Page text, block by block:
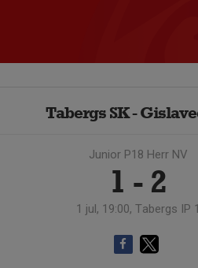
Tabergs SK -
Junior P18 Herr NV
1 - 2
1 jul, 19:00, Tabergs IP 1